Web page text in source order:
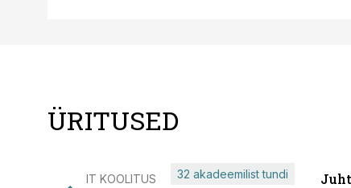
ÜRITUSED
IT KOOLITUS 32 akadeemilist tundi